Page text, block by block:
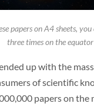
papers on A4 sheets,
three times on the equator
up with the
of scientific
papers on the